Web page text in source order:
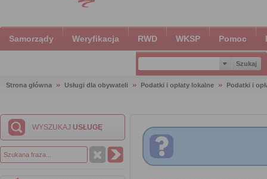
Samorządy Weryfikacja RWD WKSP Pomoc
Strona główna Usługi dla obywateli Podatki i opłaty lokalne Podatki i
WYSZUKAJ USŁUGĘ